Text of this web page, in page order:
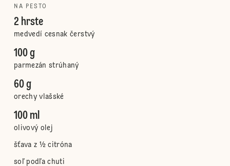
NA PESTO
2 hrste
medvedí cesnak čerstvý
100 g
parmezán strúhaný
60 g
orechy vlašské
100 ml
olivový olej
šťava z ½ citróna
soľ podľa chuti